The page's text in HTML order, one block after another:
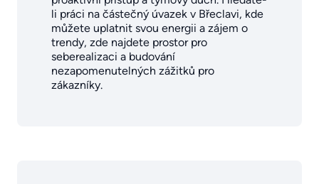
li práci na částečný úvazek v Břeclavi, kde
můžete uplatnit svou energii a zájem o
trendy, zde najdete prostor pro
seberealizaci a budování
nezapomenutelných zážitků pro
zákazníky.